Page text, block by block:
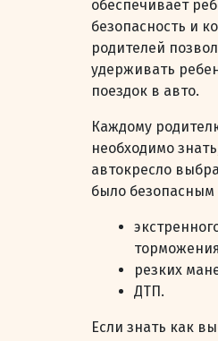
обеспечивает
безопасность и
родителей
удерживать
поездок в авто.
Каждому
необходимо
автокресло
было безопасным
резких
ДТП.
Если знать как